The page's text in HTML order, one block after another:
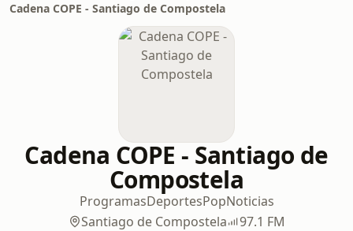
Cadena COPE - Santiago de Compostela
Cadena COPE - Santiago de
Compostela
ProgramasDeportesPopNoticias
Santiago de Compostela
97.1 FM